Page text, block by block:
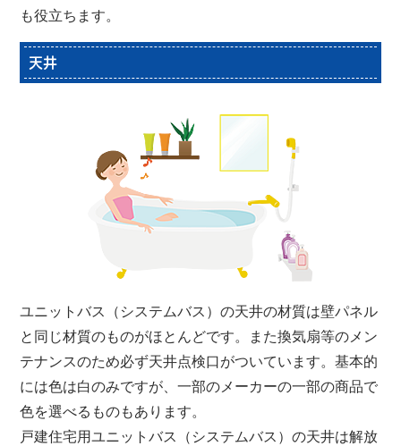
も役立ちます。
天井
ユニットバス（システムバス）の天井の材質は壁パネル
と同じ材質のものがほとんどです。また換気扇等のメン
テナンスのため必ず天井点検口がついています。基本的
には色は白のみですが、一部のメーカーの一部の商品で
色を選べるものもあります。
戸建住宅用ユニットバス（システムバス）の天井は解放